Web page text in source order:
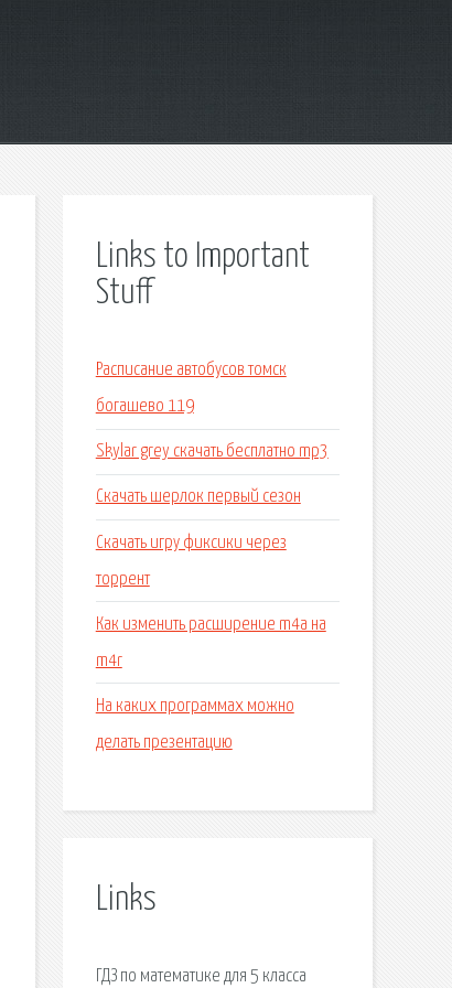
Links to Important
Stuff
Расписание автобусов томск
богашево 119
Skylar grey скачать бесплатно mp3
Скачать шерлок первый сезон
Скачать игру фиксики через
торрент
Как изменить расширение m4a на
m4r
На каких программах можно
делать презентацию
Links
ГДЗ по математике для 5 класса